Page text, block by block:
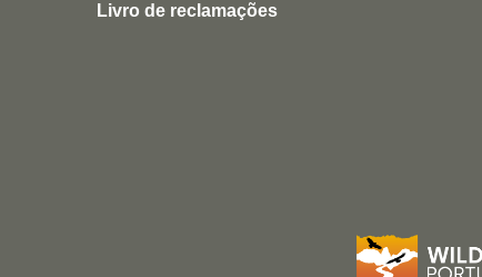
Livro de reclamações